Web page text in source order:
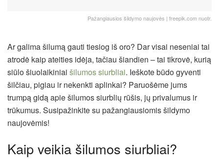
Pažangiausios šildymo naujovės | freepik.com nuotr.
Ar galima šilumą gauti tiesiog iš oro? Dar visai neseniai tai
atrodė kaip ateities idėja, tačiau šiandien – tai tikrovė, kurią
siūlo šiuolaikiniai šilumos siurbliai. Ieškote būdo gyventi
šilčiau, pigiau ir nekenkti aplinkai? Paruošėme jums
trumpą gidą apie šilumos siurblių rūšis, jų privalumus ir
trūkumus. Susipažinkite su pažangiausiomis šildymo
naujovėmis!
Kaip veikia šilumos siurbliai?